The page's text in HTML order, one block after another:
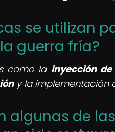
se utilizan
guerra fría?
como la inyección
y la implementación
algunas de